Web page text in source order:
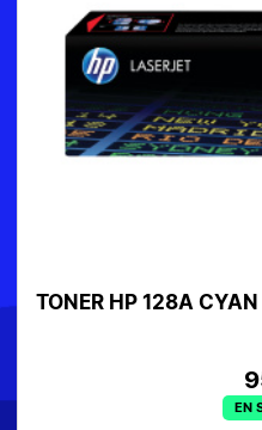
TONER HP 128A
EN